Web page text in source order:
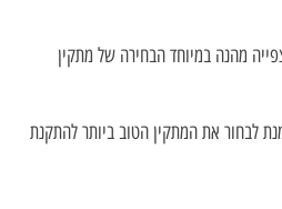
מהנה במיוחד הבחירה של מתקין
לבחור את המתקין הטוב ביותר להתקנת